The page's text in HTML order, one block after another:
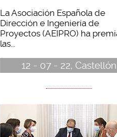
La Asociación Española de
Dirección e Ingeniería de
Proyectos (AEIPRO) ha
las...
12 - 07 - 22, Castellón